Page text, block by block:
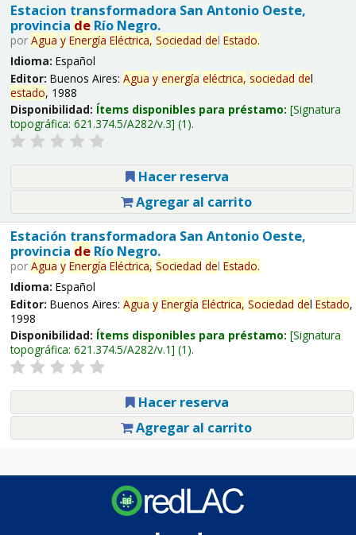
Estacion transformadora San Antonio Oeste,
provincia deRío Negro.
por Agua y Energía Eléctrica, Sociedad del Estado.
Idioma: Español
Editor: Buenos Aires: Agua y energía eléctrica, sociedad del
estado, 1988
Disponibilidad: Ítems disponibles para préstamo: Signatura
topográfica: 621.374.5/A282/v.3 (1).
Hacer reserva
Agregar al carrito
Estación transformadora San Antonio Oeste,
provincia deRío Negro.
por Agua y Energía Eléctrica, Sociedad del Estado.
Idioma: Español
Editor: Buenos Aires: Agua y Energía Eléctrica, Sociedad del Estado,
1998
Disponibilidad: Ítems disponibles para préstamo: Signatura
topográfica: 621.374.5/A282/v.1 (1).
Hacer reserva
Agregar al carrito